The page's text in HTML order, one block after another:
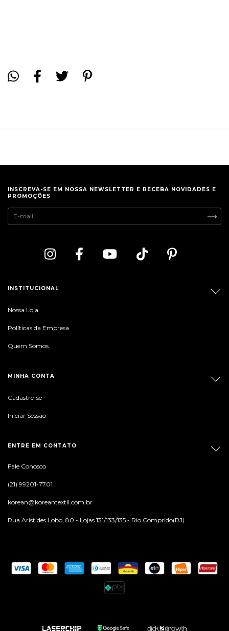
INSCREVA-SE EM NOSSA NEWSLETTER E RECEBA NOVIDADES E
PROMOÇÕES
INSTITUCIONAL
Nossa Loja
Políticas da Empresa
Quem Somos
MINHA CONTA
Cadastre-se
Iniciar Sessão
ENTRE EM CONTATO
Fale Conosco
(21) 99201-7701
korean@koreantextil.com.br
Rua Aristides Lobo, 80 - Lojas 131/133/135 - Rio Comprido(RJ)